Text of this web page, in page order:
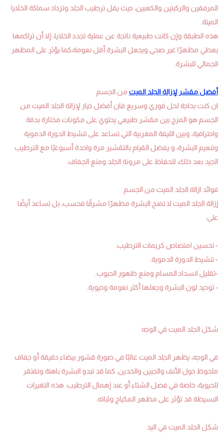
المرفقين والركبتين والكعبين، حيث يقل ترطيب الجلد وتزداد سماكة الخلايا
الميتة.
هذه الطبقة وإن كانت طبيعية ناتجة عن عملية تجدد الخلايا، إلا أن تراكمها
يعطي مظهرًا غير صحي ويجعل البشرة أقل نعومة،كما يؤثر على المظهر
الجمالي للبشرة.
أفضل مقشر لإزالة الجلد الميتمن الجسم
ان كنت بحاجة لحل فوري وسريع فان أفضل خيار لإزالة الجلد الميت من
الجسم هو المزج بين مقشر طبيعي يحتوي على مكونات مختارة بدقة
واحترافية، وبين الليفة المغربية التي تساعد على تنشيط الدورة الدموية
وتنعيم البشرة، و يفضل القيام بالتقشير مرة واحدة أسبوعيًا مع الترطيب
الجيد بعد ذلك، للحفاظ على مرونة الجلد ومنع الجفاف.
فوائد ازالة الجلد الميت من الجسم
إزالة الجلد الميت لا تمنح البشرة مظهرًا مشرقًا فحسب، بل تساعد أيضًا
على:
- تحسين امتصاص كريمات الترطيب.
- تنشيط الدورة الدموية.
-تقليل انسداد المسام ومنع ظهور الحبوب.
- توحيد لون البشرة وجعلها أكثر نعومة وحيوية.
شكل الجلد الميت في الوجه
في الوجه، يظهر الجلد الميت غالبًا في صورة قشور بيضاء دقيقة أو جفاف
ملحوظ حول الأنف والجبين والخدين. كما قد تبدو البشرة باهتة وتفتقر
للحيوية، خاصة في فصل الشتاء أو عند إهمال الترطيب. هذه التغيرات
البسيطة قد تؤثر على مظهر المكياج وثباته.
شكل الجلد الميت في اليد